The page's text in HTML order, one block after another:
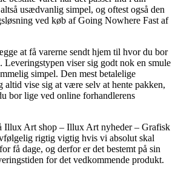
usædvanlig simpel, og oftest også den
ved køb af Going Nowhere Fast af
at få varerne sendt hjem til hvor du bor
Leveringstypen viser sig godt nok en smule
simpel. Den mest betalelige
altid vise sig at være selv at hente pakken,
bor lige ved online forhandlerens
Illux Art shop – Illux Art nyheder – Grafisk
rigtig vigtig hvis vi absolut skal
få dage, og derfor er det bestemt på sin
for det vedkommende produkt.